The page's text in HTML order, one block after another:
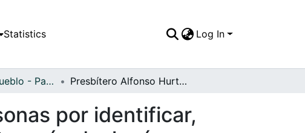
Statistics Log In
APFFVC - El Pueblo - Patrimonial Presbítero Alfonso Hurtado junto a otras personas por identificar, realizando un brindis en la escuela Sagrado Corazón de Jesús
por identificar,